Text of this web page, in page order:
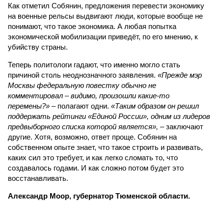
Как отметил Собянин, предложения перевести экономику
на военные рельсы выдвигают люди, которые вообще не
понимают, что такое экономика. А любая попытка
экономической мобилизации приведёт, по его мнению, к
убийству страны.
Теперь политологи гадают, что именно могло стать
причиной столь неоднозначного заявления. «Прежде мэр
Москвы федеральную повестку обычно не
комментировал – видимо, произошли какие-то
перемены?» – полагают одни. «Таким образом он решил
поддержать рейтинги «Единой России», одним из лидеров
предвыборного списка которой является», – заключают
другие. Хотя, возможно, ответ проще. Собянин на
собственном опыте знает, что такое строить и развивать,
каких сил это требует, и как легко сломать то, что
создавалось годами. И как сложно потом будет это
восстанавливать.
Александр Моор, губернатор Тюменской области.